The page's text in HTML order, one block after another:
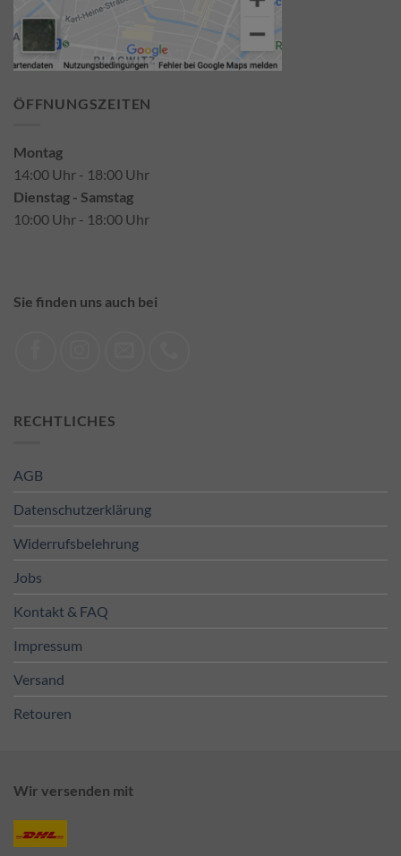
ÖFFNUNGSZEITEN
Montag
14:00 Uhr - 18:00 Uhr
Dienstag - Samstag
10:00 Uhr - 18:00 Uhr
Sie finden uns auch bei
RECHTLICHES
AGB
Datenschutzerklärung
Widerrufsbelehrung
Jobs
Kontakt & FAQ
Impressum
Versand
Retouren
Wir versenden mit